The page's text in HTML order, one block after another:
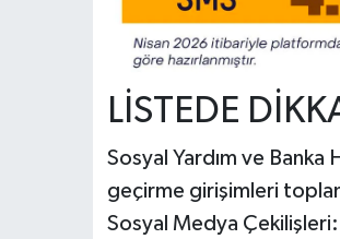
LİSTEDE
Sosyal Yardım ve Banka
geçirme girişimleri
Sosyal Medya